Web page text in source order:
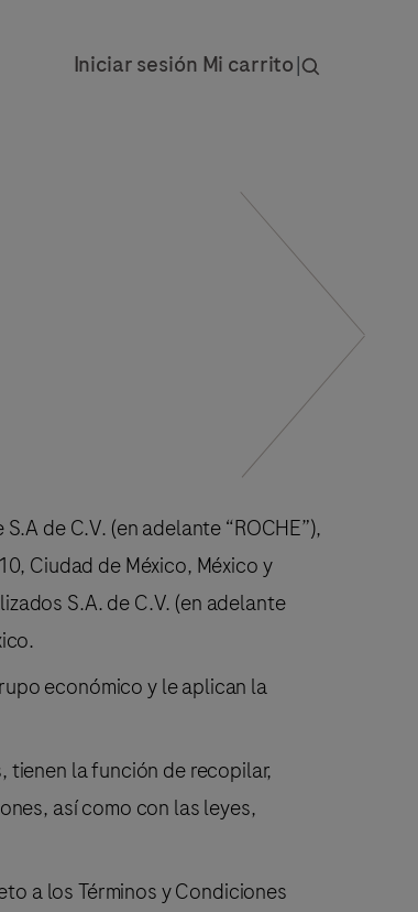
Iniciar sesión Mi carrito|
de C.V. (en adelante “ROCHE”),
Ciudad de México, México y
S.A. de C.V. (en adelante
económico y le aplican la
la función de recopilar,
así como con las leyes,
a los Términos y Condiciones